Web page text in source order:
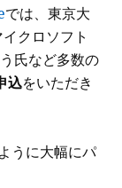
では、東京大
クロソフト
氏など多数の
込をいただき
うに大幅にパ